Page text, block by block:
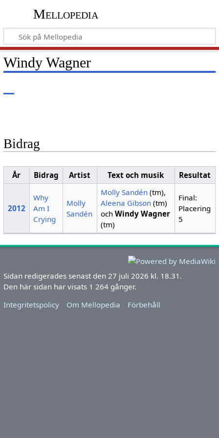
Mellopedia
Windy Wagner
Bidrag
År Bidrag Artist Text och musik Resultat
2012
Why
Am I
Crying
Molly
Sandén
Molly Sandén (tm),
Aleena Gibson (tm)
ochWindy Wagner
(tm)
Final:
Placering
5
Sidan redigerades senast den 27 juli 2026 kl. 18.31.
Den här sidan har visats 1 264 gånger.
Integritetspolicy
Om Mellopedia Förbehåll